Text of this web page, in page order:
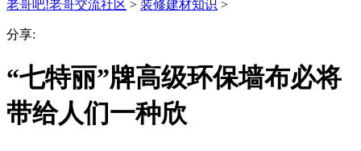
老哥吧!老哥交流社区 > 装修建材知识 >
分享:
“七特丽”牌高级环保墙布必将
带给人们一种欣